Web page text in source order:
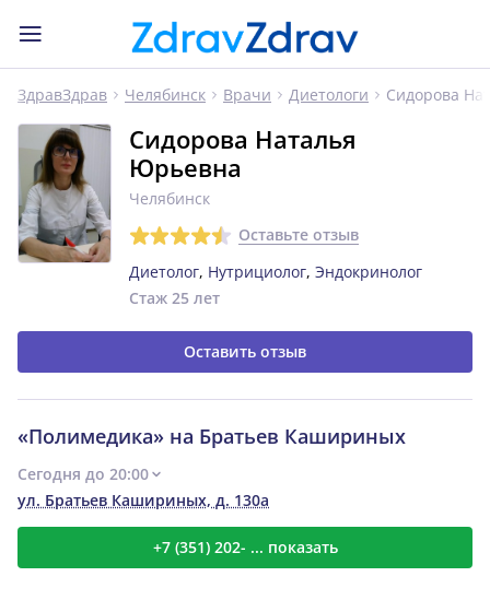
ЗдравЗдрав Челябинск Врачи Диетологи Сидорова
Сидорова Наталья
Юрьевна
Челябинск
Оставьте отзыв
Диетолог, Нутрициолог, Эндокринолог
Стаж 25 лет
Оставить отзыв
«Полимедика» на Братьев Кашириных
Сегодня до 20:00
ул. Братьев Кашириных, д. 130а
+7 (351) 202- ... показать